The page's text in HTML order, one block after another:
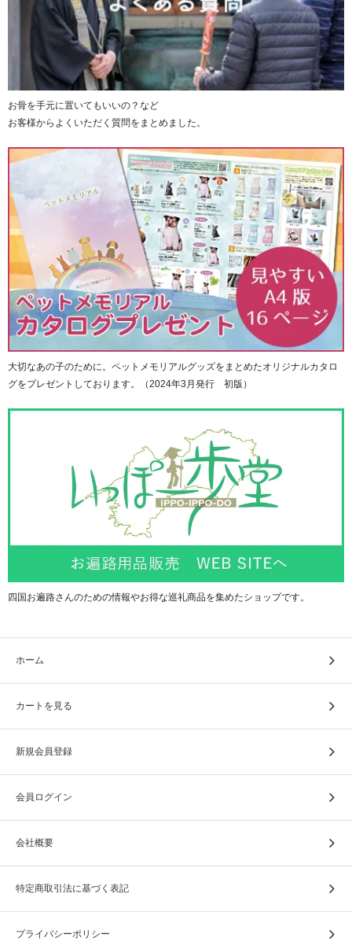
お骨を手元に置いてもいいの？など
お客様からよくいただく質問をまとめました。
大切なあの子のために。ペットメモリアルグッズをまとめたオリジナルカタロ
グをプレゼントしております。（2024年3月発行 初版）
四国お遍路さんのための情報やお得な巡礼商品を集めたショップです。
ホーム
カートを見る
新規会員登録
会員ログイン
会社概要
特定商取引法に基づく表記
プライバシーポリシー